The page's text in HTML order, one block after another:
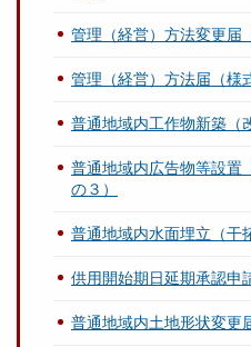
管理（経営）方法変更届
管理（経営）方法届（様
普通地域内工作物新築（
普通地域内広告物等設置
の３）
普通地域内水面埋立（干
供用開始期日延期承認申
普通地域内土地形状変更